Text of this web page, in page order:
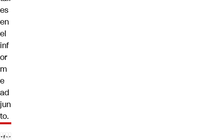
es
en
el
inf
or
m
e
ad
jun
to.